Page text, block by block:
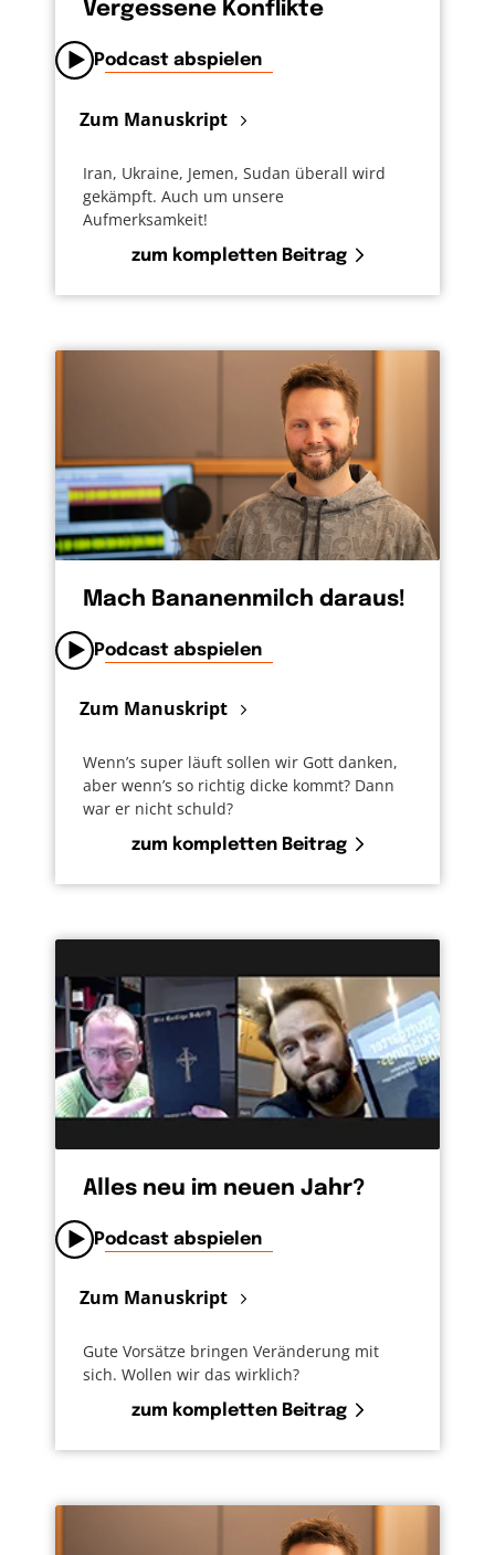
Vergessene Konflikte
Podcast abspielen
Zum Manuskript
Iran, Ukraine, Jemen, Sudan überall wird
gekämpft. Auch um unsere
Aufmerksamkeit!
zum kompletten Beitrag
Mach Bananenmilch daraus!
Podcast abspielen
Zum Manuskript
Wenn’s super läuft sollen wir Gott danken,
aber wenn’s so richtig dicke kommt? Dann
war er nicht schuld?
zum kompletten Beitrag
Alles neu im neuen Jahr?
Podcast abspielen
Zum Manuskript
Gute Vorsätze bringen Veränderung mit
sich. Wollen wir das wirklich?
zum kompletten Beitrag